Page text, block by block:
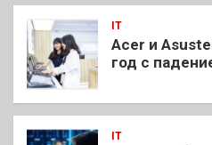
IT
Acer и
год с
IT